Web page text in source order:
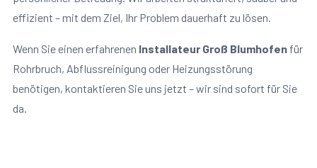
effizient – mit dem Ziel, Ihr Problem dauerhaft zu lösen.
Wenn Sie einen erfahrenen Installateur Groß Blumhofenfür
Rohrbruch, Abflussreinigung oder Heizungsstörung
benötigen, kontaktieren Sie uns jetzt – wir sind sofort für Sie
da.